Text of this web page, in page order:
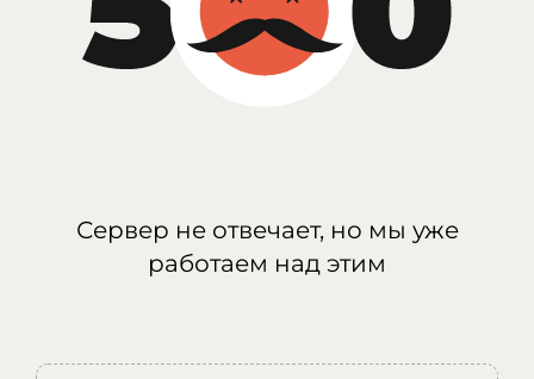
Сервер не отвечает, но мы уже
работаем над этим